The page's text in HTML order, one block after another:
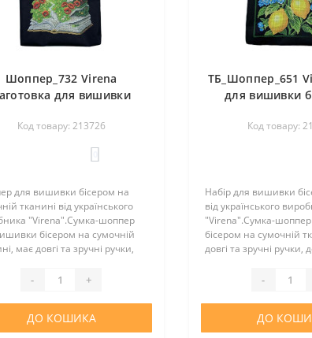
Шоппер_732 Virena
для вишивки
і будиночок 39х32,5
см (сумочна тканина)
Код товару: 213726
для вишивки бісером на
тканині від українського
"Virena".Сумка-шоппер
бісером на сумочній
має довгі та зручні ручки,
зшитий та не потребує
- +
ДО КОШИКА
ТБ_Шоппер_651
для вишивки
блакитними
см (сумочна
Код товару:
Набір для вишивки
від українського
"Virena".Сумка-
бісером на сумочній
довгі та зручні
не потребує-
ДО